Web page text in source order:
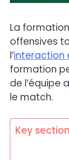
La
offensives
l’interaction
formation
de l’équipe
le match.
Key